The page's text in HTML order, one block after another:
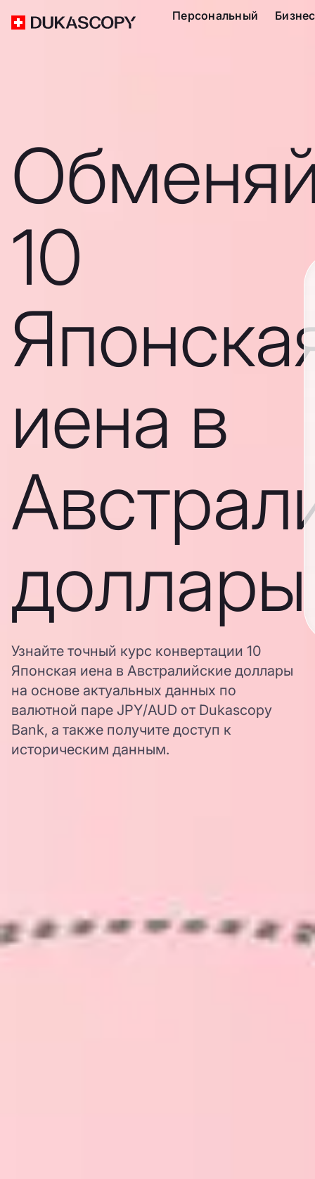
Персональный Бизнес
10
иена в
доллары
Узнайте точный курс конвертации 10
Японская иена в Австралийские доллары
на основе актуальных данных по
валютной паре JPY/AUD от Dukascopy
Bank, а также получите доступ к
историческим данным.